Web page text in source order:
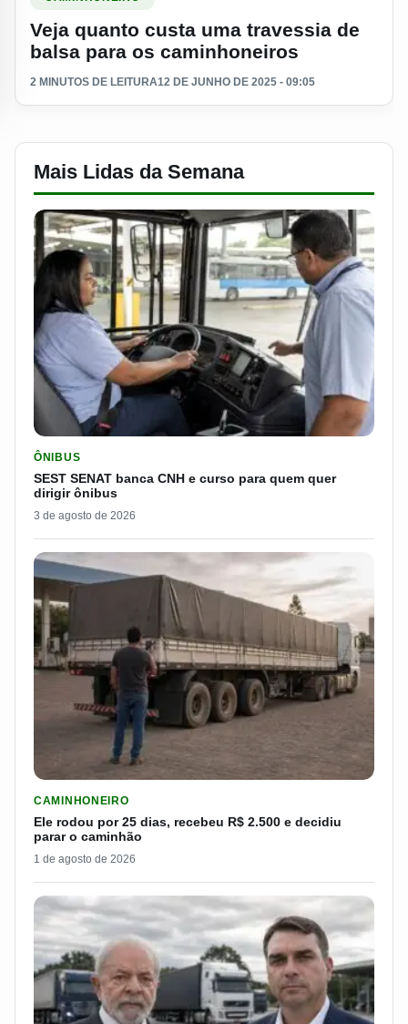
Veja quanto custa uma travessia de
balsa para os caminhoneiros
2 MINUTOS DE LEITURA12 DE JUNHO DE 2025 - 09:05
Mais Lidas da Semana
ÔNIBUS
SEST SENAT banca CNH e curso para quem quer
dirigir ônibus
3 de agosto de 2026
CAMINHONEIRO
Ele rodou por 25 dias, recebeu R$ 2.500 e decidiu
parar o caminhão
1 de agosto de 2026